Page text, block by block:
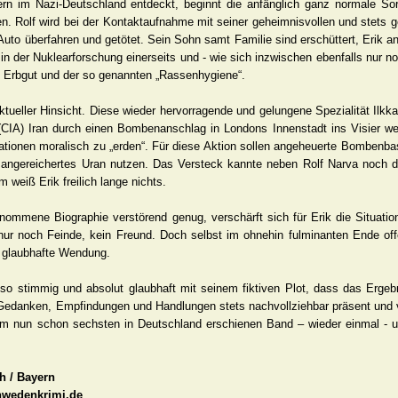
im Nazi-Deutschland entdeckt, beginnt die anfänglich ganz normale
Rolf wird bei der Kontaktaufnahme mit seiner geheimnisvollen und stets
überfahren und getötet. Sein Sohn samt Familie sind erschüttert, Erik
der Nuklearforschung einerseits und - wie sich inzwischen ebenfalls nur
und der so genannten „Rassenhygiene“.
Hinsicht. Diese wieder hervorragende und gelungene Spezialität
Iran durch einen Bombenanschlag in Londons Innenstadt ins Visier
moralisch zu „erden“. Für diese Aktion sollen angeheuerte
Uran nutzen. Das Versteck kannte neben Rolf Narva noch
weiß Erik freilich lange nichts.
Biographie verstörend genug, verschärft sich für Erik die
noch Feinde, kein Freund. Doch selbst im ohnehin fulminanten Ende
Wendung.
stimmig und absolut glaubhaft mit seinem fiktiven Plot, dass das
Empfindungen und Handlungen stets nachvollziehbar präsent
schon sechsten in Deutschland erschienen Band – wieder einmal -
/ Bayern